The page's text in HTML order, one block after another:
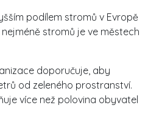
podílem stromů v Evropě
stromů je ve městech
doporučuje, aby
od zeleného prostranství.
více než polovina obyvatel